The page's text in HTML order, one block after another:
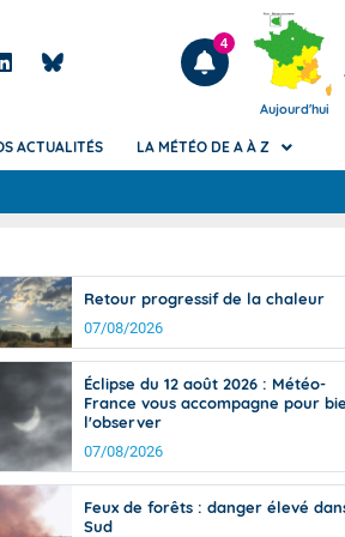
Articles
4
Aujourd'hui
de
Phénomènes dangereux de J+2
Avertissement pluies intenses à
des communes (Apic)
Bulletins Marine
Bulletins d'estimation du risque
d'avalanche
Météo des forêts
Vigicrues
ACTUALITÉS LA MÉTÉO DE A À Z
Retour progressif de la chaleur
07/08/2026
Éclipse du 12 août 2026 : Météo-
France vous accompagne pour
l'observer
07/08/2026
Feux de forêts : danger élevé
Sud